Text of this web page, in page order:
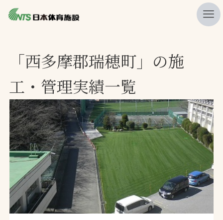
ニュース
プレスリリース
レポート
製品・サービス一覧
施工・管理実績一覧
会社概要
採用情報
検索
「西多摩郡瑞穂町」の施
工・管理実績一覧